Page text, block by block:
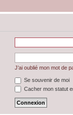
J’ai oublié mon mot de
Se souvenir de moi
Cacher mon statut